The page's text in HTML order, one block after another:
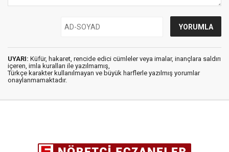
UYARI: Küfür, hakaret, rencide edici cümleler veya imalar, inançlara saldırı
içeren, imla kuralları ile yazılmamış,
Türkçe karakter kullanılmayan ve büyük harflerle yazılmış yorumlar
onaylanmamaktadır.